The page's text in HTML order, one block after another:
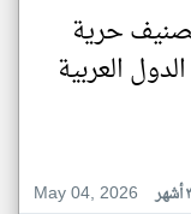
حرية
العربية
May 04, 2026